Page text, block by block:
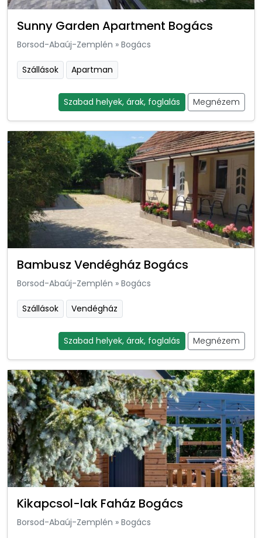
Sunny Garden Apartment Bogács
Borsod-Abaúj-Zemplén » Bogács
Szállások Apartman
Szabad helyek, árak, foglalás Megnézem
Bambusz Vendégház Bogács
Borsod-Abaúj-Zemplén » Bogács
Szállások Vendégház
Szabad helyek, árak, foglalás Megnézem
Kikapcsol-lak Faház Bogács
Borsod-Abaúj-Zemplén » Bogács